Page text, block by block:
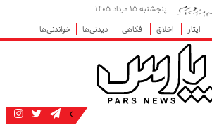
پنجشنبه ۱۵ مرداد ۱۴۰۵
ایثار اخلاق فکاهی دیدنی‌ها خواندنی‌ها